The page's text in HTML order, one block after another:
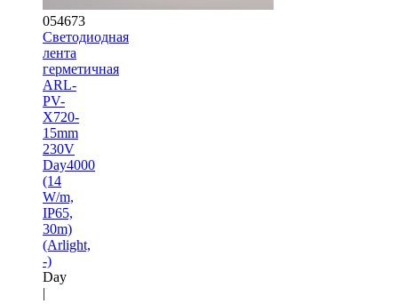
054673
Светодиодная
лента
герметичная
ARL-
PV-
X720-
15mm
230V
Day4000
(14
W/m,
IP65,
30m)
(Arlight,
-)
Day
|